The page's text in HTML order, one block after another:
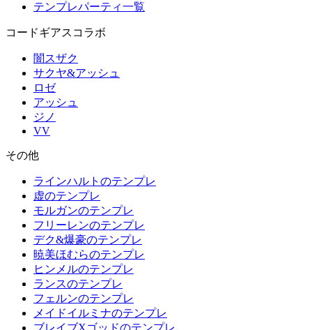
テンプレパーティ一覧
コードギアスコラボ
闇スザク
サクヤ&アッシュ
ロゼ
アッシュ
ジノ
VV
その他
ラインハルトのテンプレ
虚のテンプレ
モルガンのテンプレ
フリーレンのテンプレ
デク&爆豪のテンプレ
暁美ほむらのテンプレ
ヒンメルのテンプレ
ランスのテンプレ
フェルンのテンプレ
メイドイルミナのテンプレ
ブレイブXゴッドのテンプレ